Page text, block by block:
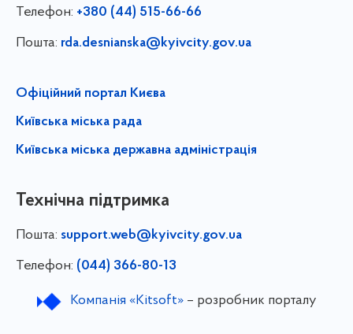
Телефон: +380 (44) 515-66-66
Пошта: rda.desnianska@kyivcity.gov.ua
Офіційний портал Києва
Київська міська рада
Київська міська державна адміністрація
Технічна підтримка
Пошта: support.web@kyivcity.gov.ua
Телефон: (044) 366-80-13
Компанія «Kitsoft»– розробник порталу